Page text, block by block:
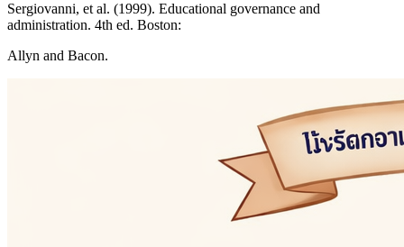
Sergiovanni, et al. (1999). Educational governance and
administration. 4th ed. Boston:
Allyn and Bacon.